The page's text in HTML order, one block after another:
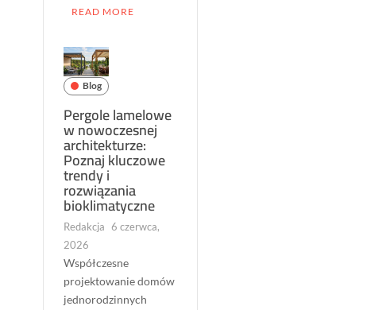
READ MORE
Blog
Pergole lamelowe
w nowoczesnej
architekturze:
Poznaj kluczowe
trendy i
rozwiązania
bioklimatyczne
Redakcja 6 czerwca,
2026
Współczesne
projektowanie domów
jednorodzinnych